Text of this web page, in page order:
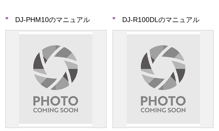
DJ-PHM10のマニュアル DJ-R100DLのマニュアル